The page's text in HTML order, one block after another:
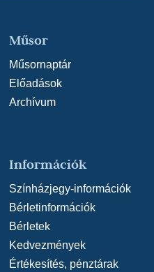
Műsor
Műsornaptár
Előadások
Archívum
Információk
Színházjegy-információk
Bérletinformációk
Bérletek
Kedvezmények
Értékesítés, pénztárak